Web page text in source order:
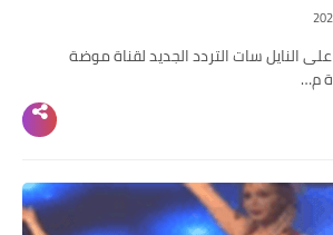
تردد قناة موضة 2026 على النايل سات التردد الجديد لقناة موضة